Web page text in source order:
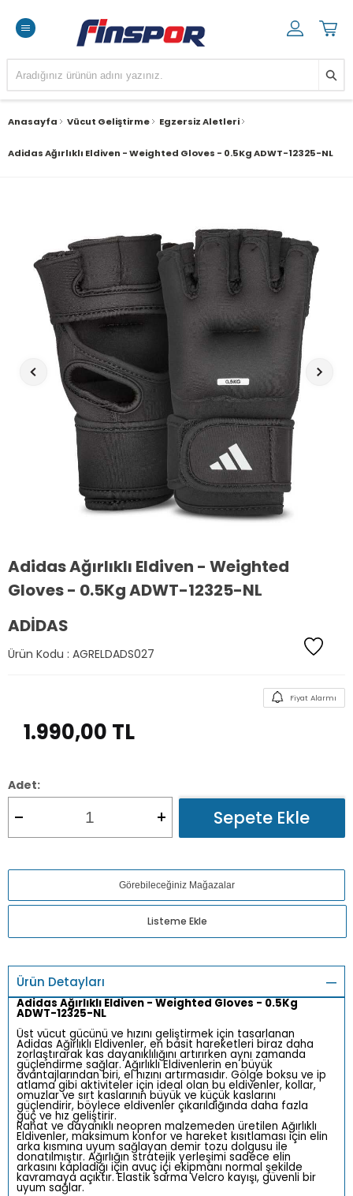
Anasayfa Vücut Geliştirme Egzersiz Aletleri
Adidas Ağırlıklı Eldiven - Weighted Gloves - 0.5Kg ADWT-12325-NL
Adidas Ağırlıklı Eldiven - Weighted
Gloves - 0.5Kg ADWT-12325-NL
ADIDAS
Ürün Kodu : AGRELDADS027
Fiyat Alarmı
1.990,00 TL
Adet:
Sepete Ekle
Görebileceğiniz Mağazalar
Listeme Ekle
Ürün Detayları
Adidas Ağırlıklı Eldiven - Weighted Gloves - 0.5Kg
ADWT-12325-NL
Üst vücut gücünü ve hızını geliştirmek için tasarlanan
Adidas Ağırlıklı Eldivenler, en basit hareketleri biraz daha
zorlaştırarak kas dayanıklılığını artırırken aynı zamanda
güçlendirme sağlar. Ağırlıklı Eldivenlerin en büyük
avantajlarından biri, el hızını artırmasıdır. Gölge boksu ve ip
atlama gibi aktiviteler için ideal olan bu eldivenler, kollar,
omuzlar ve sırt kaslarının büyük ve küçük kaslarını
güçlendirir, böylece eldivenler çıkarıldığında daha fazla
güç ve hız geliştirir.
Rahat ve dayanıklı neopren malzemeden üretilen Ağırlıklı
Eldivenler, maksimum konfor ve hareket kısıtlaması için elin
arka kısmına uyum sağlayan demir tozu dolgusu ile
donatılmıştır. Ağırlığın stratejik yerleşimi sadece elin
arkasını kapladığı için avuç içi ekipmanı normal şekilde
kavramaya açıktır. Elastik sarma Velcro kayışı, güvenli bir
uyum sağlar.